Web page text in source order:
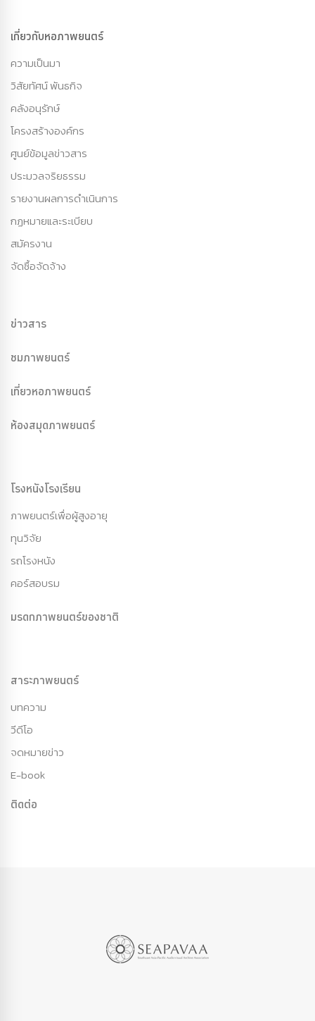
เกี่ยวกับหอภาพยนตร์
ความเป็นมา
วิสัยทัศน์ พันธกิจ
คลังอนุรักษ์
โครงสร้างองค์กร
ศูนย์ข้อมูลข่าวสาร
ประมวลจริยธรรม
รายงานผลการดำเนินการ
กฏหมายและระเบียบ
สมัครงาน
จัดซื้อจัดจ้าง
ข่าวสาร
ชมภาพยนตร์
เที่ยวหอภาพยนตร์
ห้องสมุดภาพยนตร์
โรงหนังโรงเรียน
ภาพยนตร์เพื่อผู้สูงอายุ
ทุนวิจัย
รถโรงหนัง
คอร์สอบรม
มรดกภาพยนตร์ของชาติ
สาระภาพยนตร์
บทความ
วีดีโอ
จดหมายข่าว
E-book
ติดต่อ